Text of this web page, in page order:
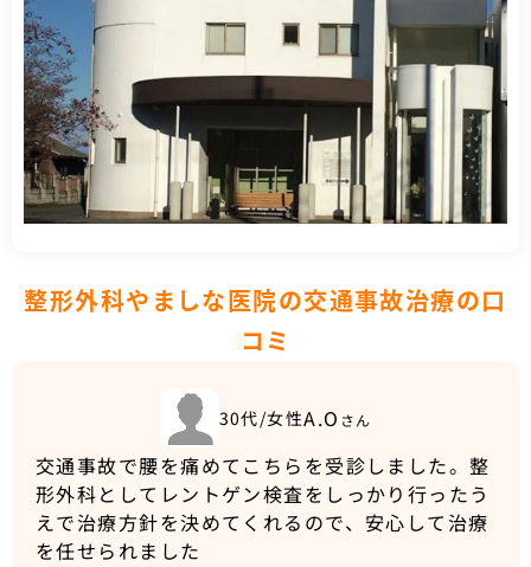
整形外科やましな医院の交通事故治療の口
コミ
30代/女性A.O さん
交通事故で腰を痛めてこちらを受診しました。整
形外科としてレントゲン検査をしっかり行ったう
えで治療方針を決めてくれるので、安心して治療
を任せられました